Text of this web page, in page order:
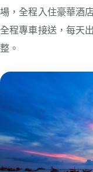
場，全程入住豪華酒
全程專車接送，每天
整。